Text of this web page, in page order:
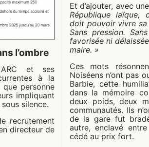
l’ombre
et ses
à la
que personne
impliquant
silence.
recrutement
directeur de
Et d’ajouter, avec
République laïque,
doit pouvoir vivre
Sans pression.
favorisée ni
maire. »
Ces mots
Noiséens n’ont pas
Barbie, cette
dans la mémoire
deux poids, deux
communautés. Ils
de la gare fut
autre, enclavé
cédé au prix fort.